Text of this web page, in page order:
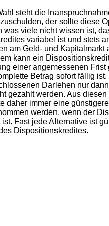
steht die
der sollte diese
was viele nicht wissen ist,
variabel ist und stets
am Geld- und Kapitalmarkt
kann ein
einer angemessenen Frist
Betrag sofort fällig
Darlehen nur
gezahlt werden. Aus
daher immer eine
werden, wenn der
Fast jede Alternative ist
Dispositionskredites.